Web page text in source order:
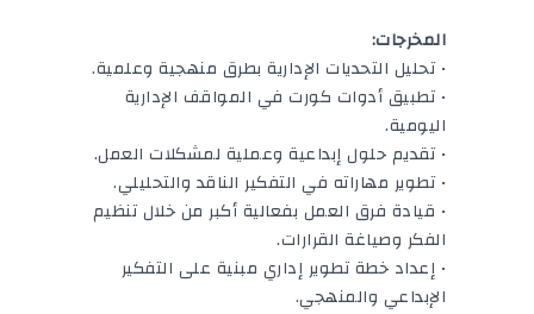
المخرجات:
• تحليل التحديات الإدارية بطرق منهجية وعلمية.
• تطبيق أدوات كورت في المواقف الإدارية
اليومية.
• تقديم حلول إبداعية وعملية لمشكلات العمل.
• تطوير مهاراته في التفكير الناقد والتحليلي.
• قيادة فرق العمل بفعالية أكبر من خلال تنظيم
الفكر وصياغة القرارات.
• إعداد خطة تطوير إداري مبنية على التفكير
الإبداعي والمنهجي.